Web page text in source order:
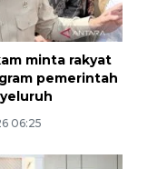
minta rakyat
pemerintah
06:25